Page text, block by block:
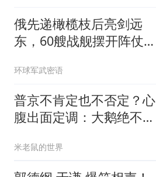
俄先递橄榄枝后亮剑远
东，60艘战舰摆开阵仗，
环球军武密语
普京不肯定也不否定？心
腹出面定调：大鹅绝不打
米老鼠的世界